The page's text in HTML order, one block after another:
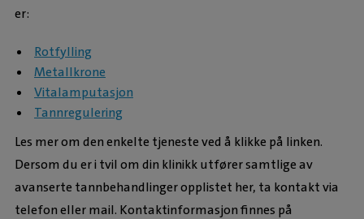
er:
Rotfylling
Metallkrone
Vitalamputasjon
Tannregulering
Les mer om den enkelte tjeneste ved å klikke på linken.
Dersom du er i tvil om din klinikk utfører samtlige av
avanserte tannbehandlinger opplistet her, ta kontakt via
telefon eller mail. Kontaktinformasjon finnes på